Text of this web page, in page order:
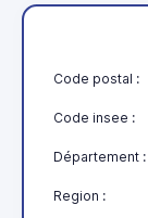
Code postal :
Code insee :
Département :
Region :